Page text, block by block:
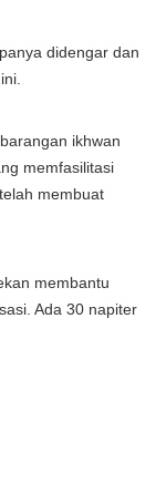
didengar dan
ikhwan
memfasilitasi
membuat
membantu
Ada 30 napiter